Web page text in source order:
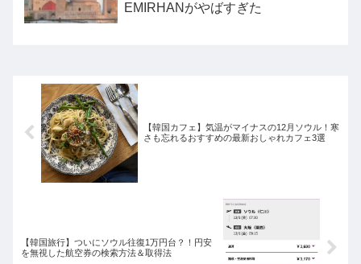
EMIRHANがやばすぎた
【韓国カフェ】気温がマイナスの12月ソウル！寒
さも忘れるおすすめの最新おしゃれカフェ3選
【韓国旅行】ついにソウル往復1万円台？！円安
を無視した航空券の検索方法＆取得法